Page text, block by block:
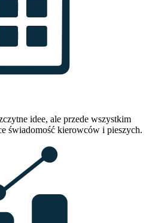
idee, ale przede wszystkim
świadomość kierowców i pieszych.